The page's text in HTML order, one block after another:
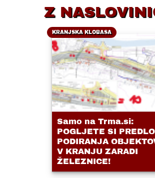
Z
KRANJSKA KLOBASA
Samo na Trma.si:
POGLJETE SI
PODIRANJA
V KRANJU ZARADI
ŽELEZNICE!